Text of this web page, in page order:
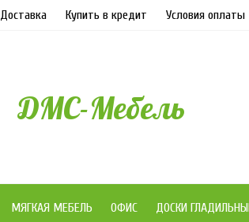
Доставка Купить в кредит Условия оплаты
ДМС-Мебель
МЯГКАЯ МЕБЕЛЬ ОФИС ДОСКИ